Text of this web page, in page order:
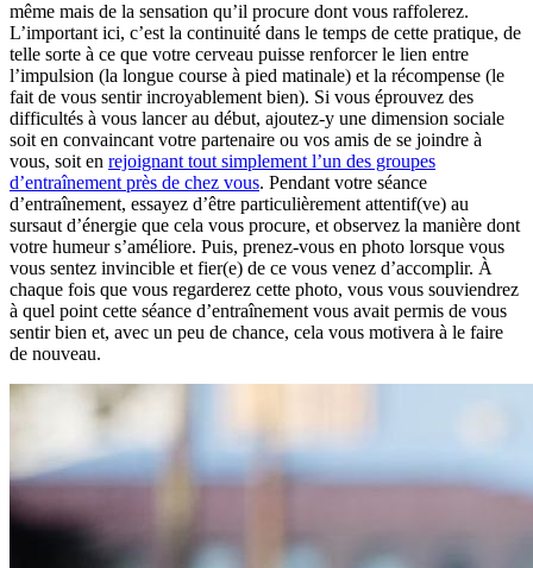
même mais de la sensation qu’il procure dont vous raffolerez.
L’important ici, c’est la continuité dans le temps de cette pratique, de
telle sorte à ce que votre cerveau puisse renforcer le lien entre
l’impulsion (la longue course à pied matinale) et la récompense (le
fait de vous sentir incroyablement bien). Si vous éprouvez des
difficultés à vous lancer au début, ajoutez-y une dimension sociale
soit en convaincant votre partenaire ou vos amis de se joindre à
vous, soit en rejoignant tout simplement l’un des groupes
d’entraînement près de chez vous. Pendant votre séance
d’entraînement, essayez d’être particulièrement attentif(ve) au
sursaut d’énergie que cela vous procure, et observez la manière dont
votre humeur s’améliore. Puis, prenez-vous en photo lorsque vous
vous sentez invincible et fier(e) de ce vous venez d’accomplir. À
chaque fois que vous regarderez cette photo, vous vous souviendrez
à quel point cette séance d’entraînement vous avait permis de vous
sentir bien et, avec un peu de chance, cela vous motivera à le faire
de nouveau.